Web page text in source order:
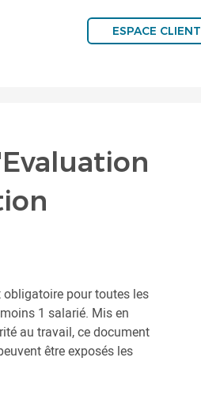
ESPACE CLIENT
pour toutes les
1 salarié. Mis en
au travail, ce document
être exposés les